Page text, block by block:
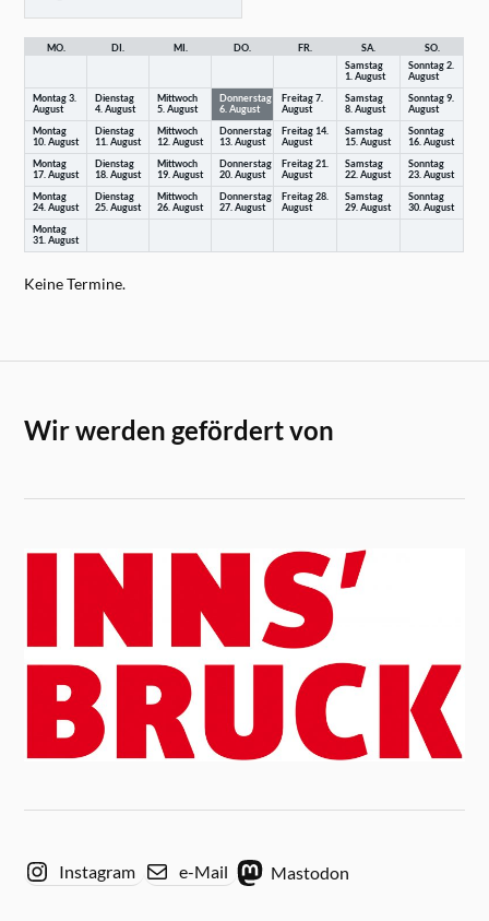
MO. DI. MI. DO. FR. SA.
SO.
Samstag
1. August
Sonntag 2.
August
Montag 3.
August
Dienstag
4. August
Mittwoch
5. August
Donnerstag
6. August
Freitag 7.
August
Samstag
8. August
Sonntag 9.
August
Montag
10. August
Dienstag
11. August
Mittwoch
12. August
Donnerstag
13. August
Freitag 14.
August
Samstag
15. August
Sonntag
16. August
Montag
17. August
Dienstag
18. August
Mittwoch
19. August
Donnerstag
20. August
Freitag 21.
August
Samstag
22. August
Sonntag
23. August
Montag
24. August
Dienstag
25. August
Mittwoch
26. August
Donnerstag
27. August
Freitag 28.
August
Samstag
29. August
Sonntag
30. August
Montag
31. August
Keine Termine.
Wir werden gefördert von
Instagram e-Mail Mastodon